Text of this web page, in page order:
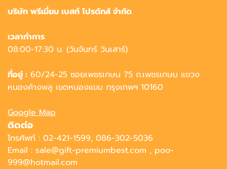
บริษัท พรีเมี่ยม เบสท์ โปรดักส์ จำกัด
เวลาทำการ
08:00-17:30 น. (วันจันทร์ วันเสาร์)
ที่อยู่ : 60/24-25 ซอยเพชรเกษม 75 ถ.เพชรเกษม แขวง
หนองค้างพลู เขตหนองแขม กรุงเทพฯ 10160
Google Map
ติดต่อ
โทรศัพท์ : 02-421-1599, 086-302-5036
Email : sale@gift-premiumbest.com , poo-
999@hotmail.com